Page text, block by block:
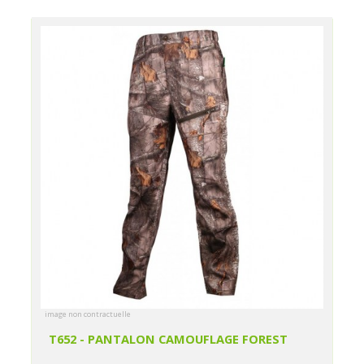
image non contractuelle
T652 - PANTALON CAMOUFLAGE FOREST